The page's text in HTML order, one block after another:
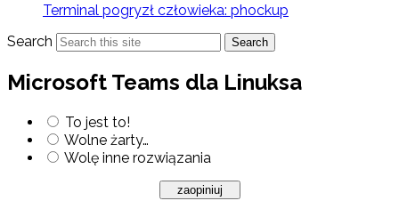
Terminal pogryzł człowieka: phockup
Search
Search
Microsoft Teams dla Linuksa
To jest to!
Wolne żarty…
Wolę inne rozwiązania